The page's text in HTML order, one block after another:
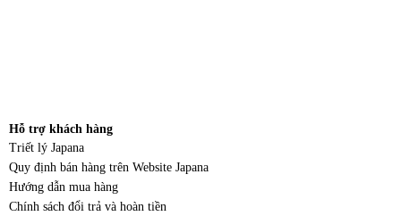
Hỗ trợ khách hàng
Triết lý Japana
Quy định bán hàng trên Website Japana
Hướng dẫn mua hàng
Chính sách đổi trả và hoàn tiền